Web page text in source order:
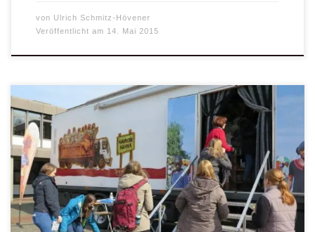
von Ulrich Schmitz-Hövener
Veröffentlicht am 14. Mai 2015
In dieser Woche ist der Missio Flüchtlingstruck auf
Einladung der Uganda-Hilfe St. Mauritz zu Gast beim
Augustin-Wibbelt-Gymnasium in Warendorf. Die
Westfälischen Nachrichten berichten: